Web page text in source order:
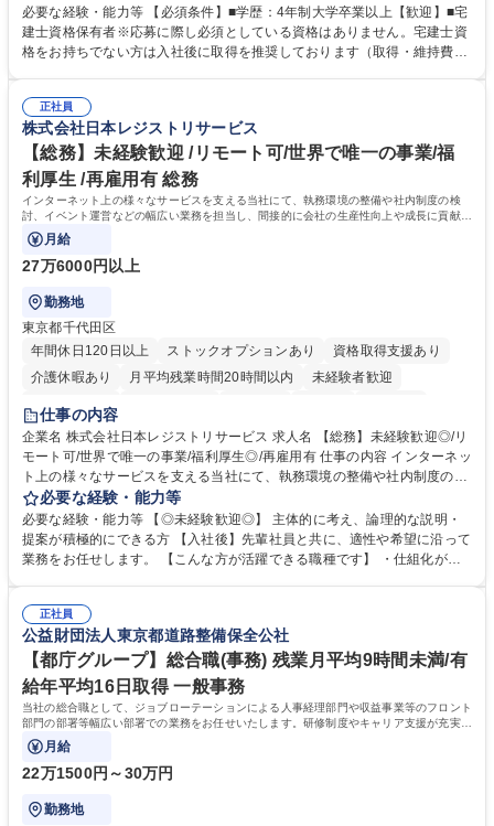
いただきます。 【詳細】・契約書管理、契約書製本、捺印対応、ファイリ
ング、登記簿取得、調書取得・支払業務（各種費用支払、支払管理、請
求・支払データ登録、取引先マスター申請対応）・予算作成及び予実管
の他に担当頂く業務が発生する場合があります。 募集職種 【営業事務】
業務職/三井物産グループ/平均残業時間10H/完全週休2日
必要な経験・能力等 【必須条件】■学歴：4年制大学卒業以上【歓迎】■宅
建士資格保有者※応募に際し必須としている資格はありません。宅建士資
格をお持ちでない方は入社後に取得を推奨しております（取得・維持費用
ション力がある方。 ・チャレンジを厭わず、粘り強く業務に取り組める
方。多様な関係者と謙虚に信頼関係を構築でき、期限を意識したスケジュ
ール管理が出来る方。※将来的に他部署（営業部門、コーポレート部門）
へのジョブローテーションの可能性があります。 学歴・資格 学歴：大学
院 大学 語学力： 資格：宅地建物取引士
正社員
株式会社日本レジストリサービス
【総務】未経験歓迎 /リモート可/世界で唯一の事業/福
利厚生 /再雇用有 総務
インターネット上の様々なサービスを支える当社にて、執務環境の整備や社内制度の検
討、イベント運営などの幅広い業務を担当し、間接的に会社の生産性向上や成長に貢献し
ている部署です。
月給
27万6000円以上
勤務地
東京都千代田区
年間休日120日以上
ストックオプションあり
資格取得支援あり
介護休暇あり
月平均残業時間20時間以内
未経験者歓迎
住宅手当あり
完全週休2日制
交通費支給 駅近5分以内 土日祝休み 服装自由
仕事の内容
企業名 株式会社日本レジストリサービス 求人名 【総務】未経験歓迎◎/リ
モート可/世界で唯一の事業/福利厚生◎/再雇用有 仕事の内容 インターネッ
ト上の様々なサービスを支える当社にて、執務環境の整備や社内制度の検
討、イベント運営などの幅広い業務を担当し、間接的に会社の生産性向上
や成長に貢献している部署です。 会社の全メンバーが安心して長く成果を
発揮できる環境を整えるために、毎日のメンテナンスや維持管理に加え、
新たな施策検討を積極的に行っていただき、会社全体を巻き込み課題解決
幅広い業務の体得が可能で、多様なキャリアパスを描くことも可能です。
募集職種 【総務】未経験歓迎◎/リモート可/世界で唯一の事業/福利厚生◎/
再雇用有
必要な経験・能力等
必要な経験・能力等 【◎未経験歓迎◎】 主体的に考え、論理的な説明・
提案が積極的にできる方 【入社後】先輩社員と共に、適性や希望に沿って
業務をお任せします。 【こんな方が活躍できる職種です】 ・仕組化が好
対処できる・新しいことに興味関心がある 【魅力】■自己啓発支援：資格
取得や通信教育など費用の80%（年間25万円まで）を補助 ■住宅手当：家
賃の50%（月額7万円まで）を補助 学歴・資格 学歴：大学院 大学 語学
力： 資格：
正社員
公益財団法人東京都道路整備保全公社
【都庁グループ】総合職(事務) 残業月平均9時間未満/有
給年平均16日取得 一般事務
当社の総合職として、ジョブローテーションによる人事経理部門や収益事業等のフロント
部門の部署等幅広い部署での業務をお任せいたします。研修制度やキャリア支援が充実し
ております！ ※下記業務詳細
月給
22万1500円～30万円
勤務地